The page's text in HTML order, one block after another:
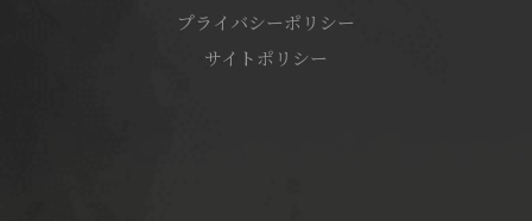
プライバシーポリシー
サイトポリシー